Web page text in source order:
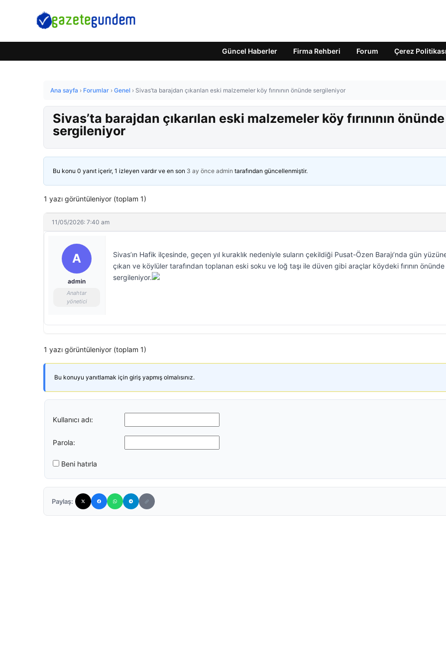
Güncel Haberler Firma Rehberi Forum Çerez Politikası
Ana sayfa › Forumlar › Genel › Sivas’ta barajdan çıkarılan eski malzemeler köy fırınının önünde sergileniyor
Sivas’ta barajdan çıkarılan eski malzemeler köy fırınının önünde
sergileniyor
Bu konu 0 yanıt içerir, 1 izleyen vardır ve en son 3 ay önce admin tarafından güncellenmiştir.
1 yazı görüntüleniyor (toplam 1)
11/05/2026: 7:40 am
A
admin
Anahtar
yönetici
Sivas’ın Hafik ilçesinde, geçen yıl kuraklık nedeniyle suların çekildiği Pusat-Özen Barajı’nda gün
çıkan ve köylüler tarafından toplanan eski soku ve loğ taşı ile düven gibi araçlar köydeki fırının önünde
sergileniyor.
1 yazı görüntüleniyor (toplam 1)
Bu konuyu yanıtlamak için giriş yapmış olmalısınız.
Kullanıcı adı:
Parola:
Beni hatırla
Paylaş: